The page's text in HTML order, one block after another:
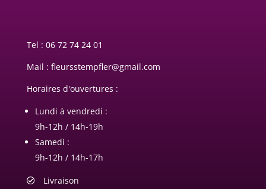
Tel : 06 72 74 24 01
Mail : fleursstempfler@gmail.com
Horaires d'ouvertures :
Lundi à vendredi :
9h-12h / 14h-19h
Samedi :
9h-12h / 14h-17h
Livraison